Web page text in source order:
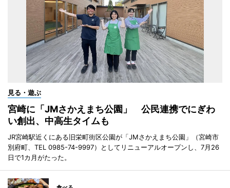
見る・遊ぶ
宮崎に「JMさかえまち公園」 公民連携でにぎわ
い創出、中高生タイムも
JR宮崎駅近くにある旧栄町街区公園が「JMさかえまち公園」（宮崎市
別府町、TEL 0985-74-9997）としてリニューアルオープンし、7月26
日で1カ月がたった。